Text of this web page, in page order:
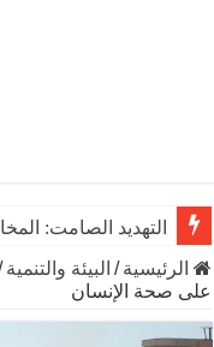
التهديد الصامت:
الرئيسية / البيئة والتنمية
على صحة الإنسان